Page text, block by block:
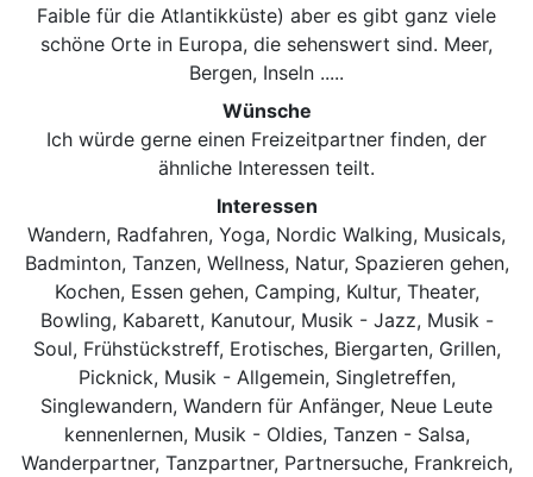
Faible für die Atlantikküste) aber es gibt ganz viele
schöne Orte in Europa, die sehenswert sind. Meer,
Bergen, Inseln .....
Wünsche
Ich würde gerne einen Freizeitpartner finden, der
ähnliche Interessen teilt.
Interessen
Wandern, Radfahren, Yoga, Nordic Walking, Musicals,
Badminton, Tanzen, Wellness, Natur, Spazieren gehen,
Kochen, Essen gehen, Camping, Kultur, Theater,
Bowling, Kabarett, Kanutour, Musik - Jazz, Musik -
Soul, Frühstückstreff, Erotisches, Biergarten, Grillen,
Picknick, Musik - Allgemein, Singletreffen,
Singlewandern, Wandern für Anfänger, Neue Leute
kennenlernen, Musik - Oldies, Tanzen - Salsa,
Wanderpartner, Tanzpartner, Partnersuche, Frankreich,